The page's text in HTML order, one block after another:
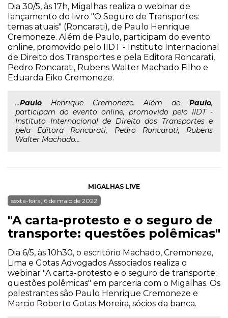
Dia 30/5, às 17h, Migalhas realiza o webinar de
lançamento do livro "O Seguro de Transportes:
temas atuais" (Roncarati), de Paulo Henrique
Cremoneze. Além de Paulo, participam do evento
online, promovido pelo IIDT - Instituto Internacional
de Direito dos Transportes e pela Editora Roncarati,
Pedro Roncarati, Rubens Walter Machado Filho e
Eduarda Eiko Cremoneze.
...Paulo Henrique Cremoneze. Além de Paulo,
participam do evento online, promovido pelo IIDT -
Instituto Internacional de Direito dos Transportes e
pela Editora Roncarati, Pedro Roncarati, Rubens
Walter Machado...
MIGALHAS LIVE
sexta-feira, 6 de maio de 2022
"A carta-protesto e o seguro de
transporte: questões polêmicas"
Dia 6/5, às 10h30, o escritório Machado, Cremoneze,
Lima e Gotas Advogados Associados realiza o
webinar "A carta-protesto e o seguro de transporte:
questões polêmicas" em parceria com o Migalhas. Os
palestrantes são Paulo Henrique Cremoneze e
Marcio Roberto Gotas Moreira, sócios da banca.